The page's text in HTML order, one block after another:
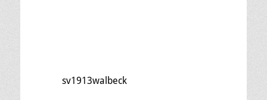
sv1913walbeck